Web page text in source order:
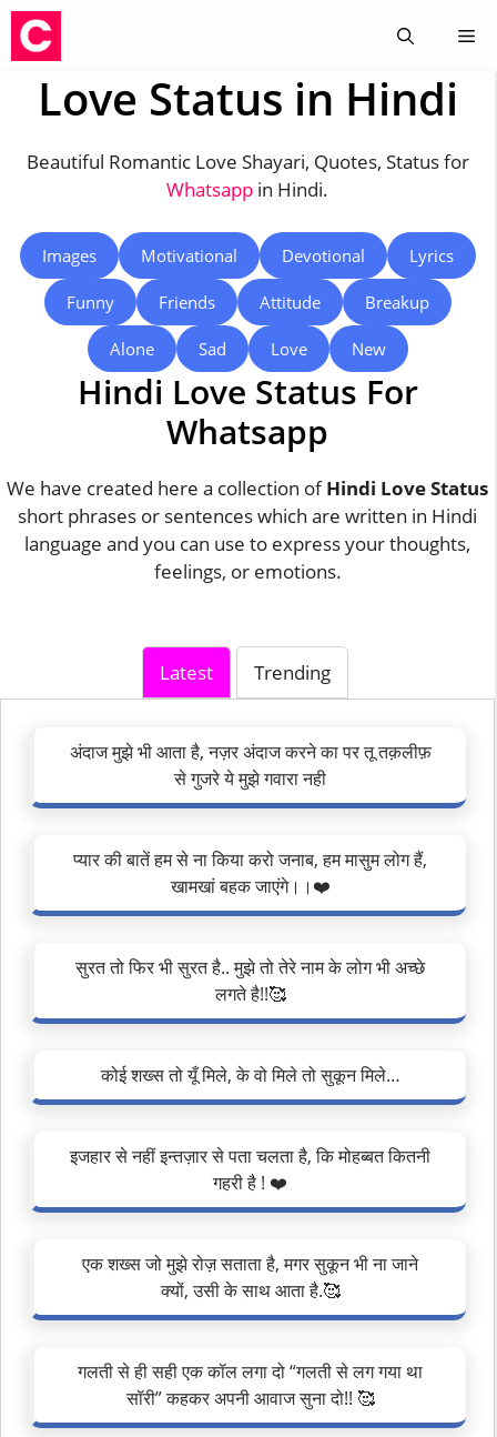
Skip
contentLove Status in Hindi
Beautiful Romantic Love Shayari, Quotes, Status for
Whatsapp in Hindi.
Images Motivational Devotional Lyrics
Funny Friends Attitude Breakup
Alone Sad Love New
Hindi Love Status For
Whatsapp
We have created here a collection ofHindi Love Status
short phrases or sentences which are written in Hindi
language and you can use to express your thoughts,
feelings, or emotions.
Latest Trending
अंदाज मुझे भी आता है, नज़र अंदाज करने का पर तू तक़लीफ़
से गुजरे ये मुझे गवारा नही
प्यार की बातें हम से ना किया करो जनाब, हम मासुम लोग हैं,
खामखां बहक जाएंगे।।❤️
सुरत तो फिर भी सुरत है.. मुझे तो तेरे नाम के लोग भी अच्छे
लगते है!!🥰
कोई शख्स तो यूँ मिले, के वो मिले तो सुकून मिले…
इजहार से नहीं इन्तज़ार से पता चलता है, कि मोहब्बत कितनी
गहरी है ! ❤️
एक शख्स जो मुझे रोज़ सताता है, मगर सुकून भी ना जाने
क्यों, उसी के साथ आता है.🥰
गलती से ही सही एक कॉल लगा दो “गलती से लग गया था
सॉरी” कहकर अपनी आवाज सुना दो!! 🥰